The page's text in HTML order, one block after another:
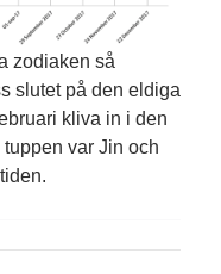
zodiaken så
slutet på den eldiga
kliva in i den
var Jin och